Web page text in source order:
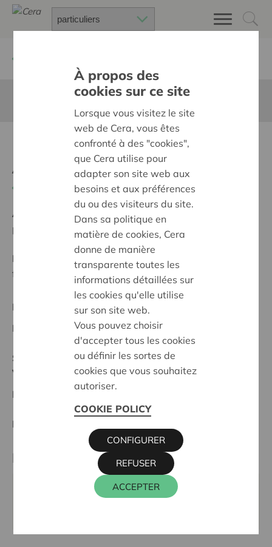
Renovatie ex-klaslokaal
Amigo
Ambition:
Des quartiers chaleureux et bienveillants
pour tous
Programme:
Construire des villages et des quartiers
forts, avec des voisins bienveillants
Projet régional
Date de début:22/10/2025
Statut:
Vlaamse Ardennen
Date de décision:
Décision:
Partenaire
Amigo, Heurnestraat 235, 9700 OUDENAARDE
À propos des
cookies sur ce site
Lorsque vous visitez le site
web de Cera, vous êtes
confronté à des "cookies",
que Cera utilise pour
adapter son site web aux
besoins et aux préférences
du ou des visiteurs du site.
Dans sa politique en
matière de cookies, Cera
donne de manière
transparente toutes les
informations détaillées sur
les cookies qu'elle utilise
sur son site web.
Vous pouvez choisir
d'accepter tous les cookies
ou définir les sortes de
cookies que vous souhaitez
autoriser.
COOKIE POLICY
ACCEPTER
REFUSER
CONFIGURER